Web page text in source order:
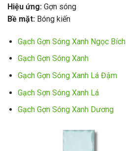
Hiệu ứng: Gợn sóng
Bề mặt: Bóng kiến
Gạch Gợn Sóng Xanh Ngọc Bích
Gạch Gợn Sóng Xanh
Gạch Gợn Sóng Xanh Lá Đậm
Gạch Sợn Sóng Xanh Lá
Gạch Gợn Sóng Xanh Dương